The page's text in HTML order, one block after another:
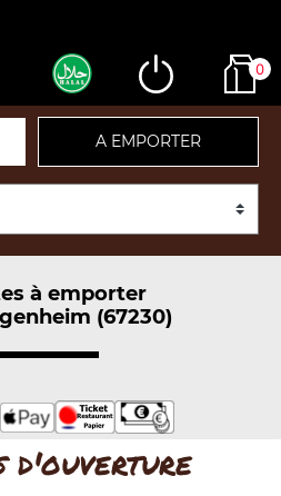
0
A EMPORTER
à emporter
(67230)
d'ouverture